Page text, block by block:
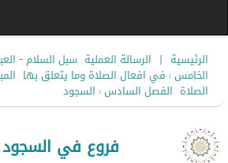
الرئيسية | الرسالة العملية سبل السلام -
الخامس : في افعال الصلاة وما يتعلق بها
الصلاة الفصل السادس : السجود
فروع في السجود